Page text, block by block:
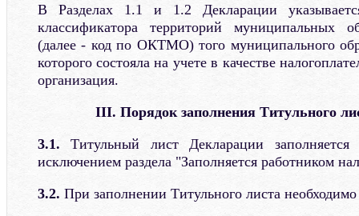
В Разделах 1.1 и 1.2 Декларации
классификатора территорий муниципальных
(далее - код по ОКТМО) того муниципального
которого состояла на учете в качестве
организация.
III. Порядок заполнения Титульного
3.1. Титульный лист Декларации заполняется
исключением раздела "Заполняется работником
3.2. При заполнении Титульного листа необходимо